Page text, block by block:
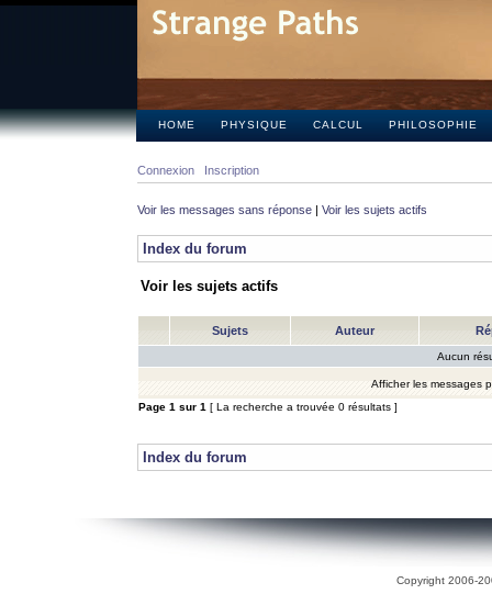
HOME PHYSIQUE CALCUL PHILOSOPHIE
Connexion Inscription
Voir les messages sans réponse | Voir les sujets actifs
Index du forum
Voir les sujets actifs
Sujets Auteur
Aucun
Afficher les messages
Page 1 sur 1 [ La recherche a trouvée 0 résultats ]
Index du forum
Copyright 2006-